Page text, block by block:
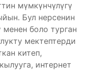
мүмкүнчүлүгү
Бул нерсенин
боло турган
мектептерди
китеп,
интернет